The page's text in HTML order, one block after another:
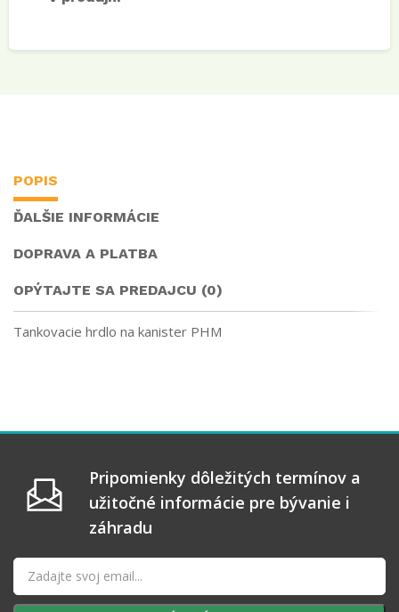
POPIS
ĎALŠIE INFORMÁCIE
DOPRAVA A PLATBA
OPÝTAJTE SA PREDAJCU (0)
Tankovacie hrdlo na kanister PHM
Pripomienky dôležitých termínov a
užitočné informácie pre bývanie i
záhradu